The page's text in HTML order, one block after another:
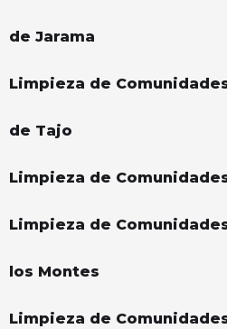
de Jarama
Limpieza de
de Tajo
Limpieza de
Limpieza de
los Montes
Limpieza de